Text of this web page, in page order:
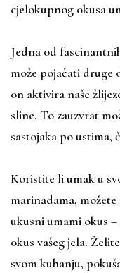
cjelokupnog okusa
Jedna od
može pojačati druge
on aktivira naše
sline. To zauzvrat
sastojaka po ustima,
Koristite li umak u
marinadama,
ukusni umami okus
okus vašeg jela.
svom kuhanju,